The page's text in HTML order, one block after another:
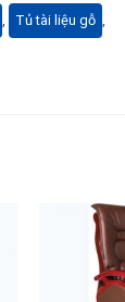
Tủ tài liệu gỗ